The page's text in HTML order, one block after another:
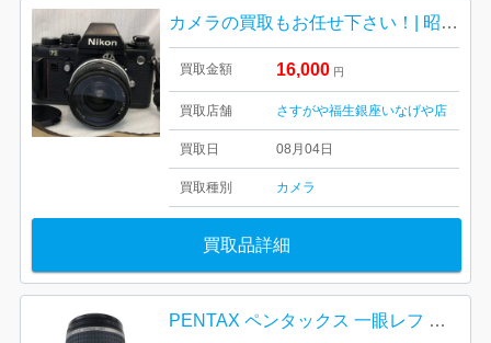
カメラの買取もお任せ下さい！| 昭島市中神町| Nicon F3 ニコン一眼レフカメラ
買取金額 16,000 円
買取店舗 さすがや福生銀座いなげや店
買取日 08月04日
買取種別 カメラ
買取品詳細
PENTAX ペンタックス 一眼レフ 単焦点レンズ